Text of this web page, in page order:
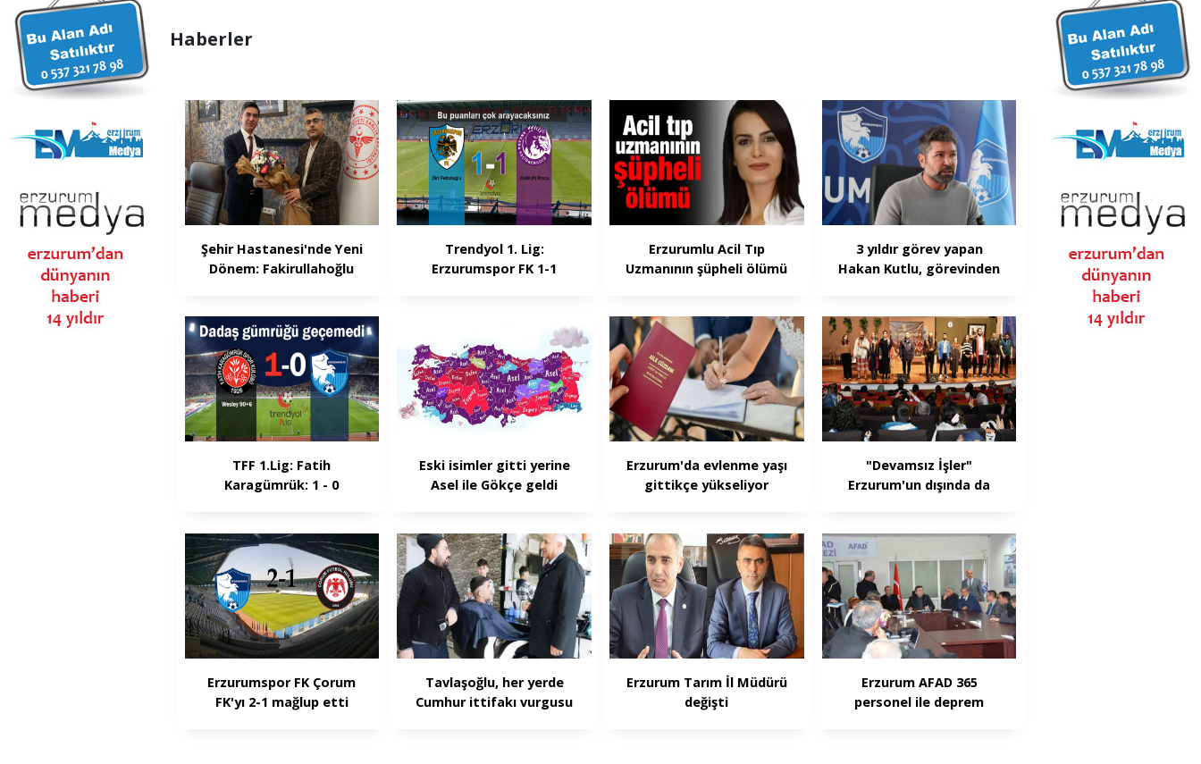
Haberler
Şehir Hastanesi'nde Yeni
Dönem: Fakirullahoğlu
Trendyol 1. Lig:
Erzurumspor FK 1-1
Erzurumlu Acil Tıp
Uzmanının şüpheli ölümü
3 yıldır görev yapan
Hakan Kutlu, görevinden
TFF 1.Lig: Fatih
Karagümrük: 1 - 0
Eski isimler gitti yerine
Asel ile Gökçe geldi
Erzurum'da evlenme yaşı
gittikçe yükseliyor
"Devamsız İşler"
Erzurum'un dışında da
Erzurumspor FK Çorum
FK'yı 2-1 mağlup etti
Tavlaşoğlu, her yerde
Cumhur ittifakı vurgusu
Erzurum Tarım İl Müdürü
değişti
Erzurum AFAD 365
personel ile deprem